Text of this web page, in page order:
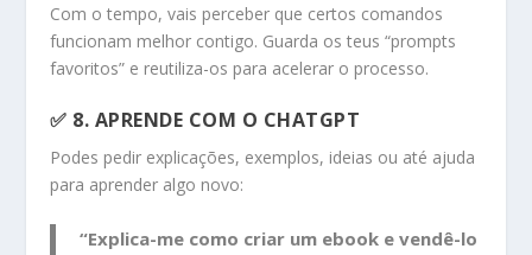
Com o tempo, vais perceber que certos comandos
funcionam melhor contigo. Guarda os teus “prompts
favoritos” e reutiliza-os para acelerar o processo.
✅ 8. APRENDE COM O CHATGPT
Podes pedir explicações, exemplos, ideias ou até ajuda
para aprender algo novo:
“Explica-me como criar um ebook e vendê-lo